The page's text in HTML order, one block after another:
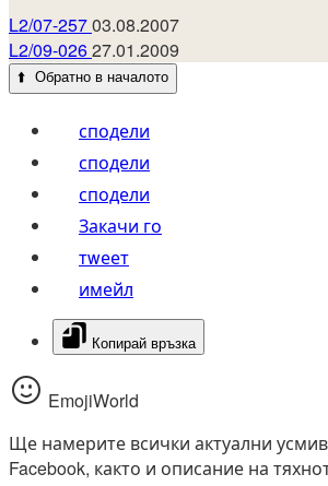
L2/07-25703.08.2007
L2/09-02627.01.2009
⬆️ Обратно в началото
сподели
сподели
сподели
Закачи го
тwеет
имейл
Копирай връзка
EmojiWorld
Ще намерите всички актуални
Facebook, както и описание на